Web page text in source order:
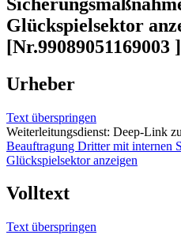
Glückspielsektor
[Nr.99089051169003 ]
Urheber
Text überspringen
Weiterleitungsdienst: Deep-Link
Beauftragung Dritter mit internen
Glückspielsektor anzeigen
Volltext
Text überspringen